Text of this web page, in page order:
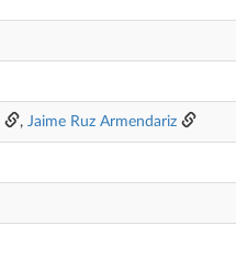
, Jaime Ruz Armendariz